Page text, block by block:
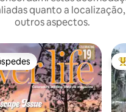
quanto a
outros aspectos.